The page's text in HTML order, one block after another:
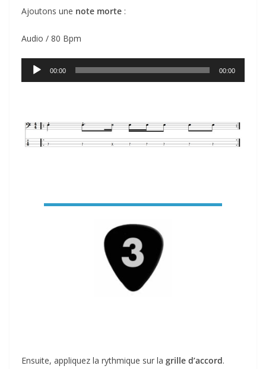
Ajoutons une note morte :
Audio / 80 Bpm
Lecteur
audio
00:00 00:00
Ensuite, appliquez la rythmique sur la grille d’accord.